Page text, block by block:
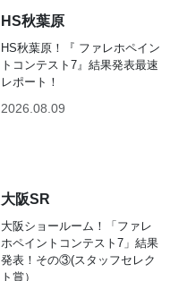
HS秋葉原
HS秋葉原！『 ファレホペイン
トコンテスト7』結果発表最速
レポート！
2026.08.09
大阪SR
大阪ショールーム！「ファレ
ホペイントコンテスト7」結果
発表！その③(スタッフセレク
ト賞）